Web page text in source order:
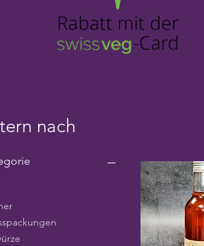
nach